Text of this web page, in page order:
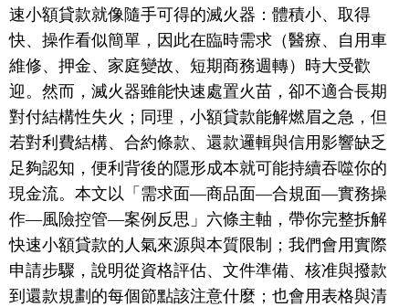
速小額貸款就像隨手可得的滅火器：體積小、取得
快、操作看似簡單，因此在臨時需求（醫療、自用車
維修、押金、家庭變故、短期商務週轉）時大受歡
迎。然而，滅火器雖能快速處置火苗，卻不適合長期
對付結構性失火；同理，小額貸款能解燃眉之急，但
若對利費結構、合約條款、還款邏輯與信用影響缺乏
足夠認知，便利背後的隱形成本就可能持續吞噬你的
現金流。本文以「需求面—商品面—合規面—實務操
作—風險控管—案例反思」六條主軸，帶你完整拆解
快速小額貸款的人氣來源與本質限制；我們會用實際
申請步驟，說明從資格評估、文件準備、核准與撥款
到還款規劃的每個節點該注意什麼；也會用表格與清